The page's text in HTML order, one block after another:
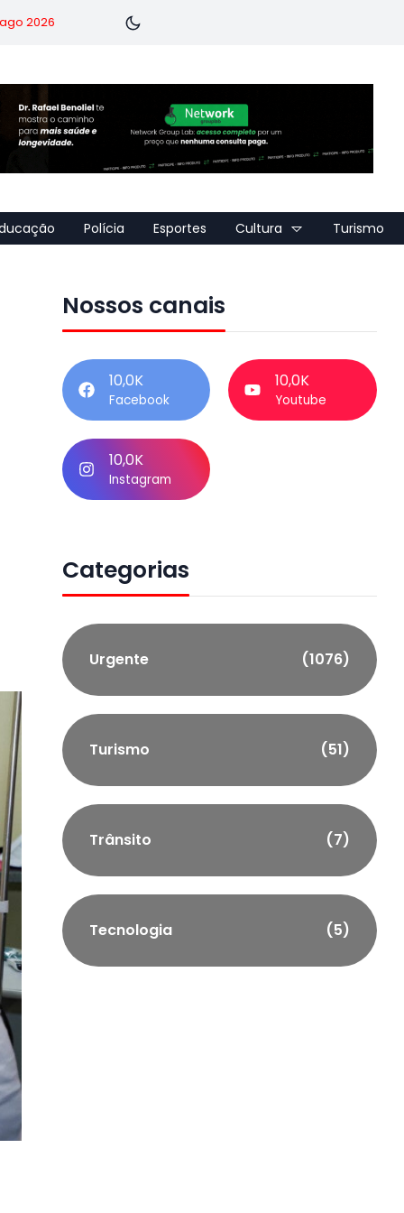
2026
Polícia Esportes Cultura Turismo
Nossos canais
10,0K
Facebook
10,0K
Youtube
10,0K
Instagram
Categorias
Urgente (1076)
Turismo (51)
Trânsito (7)
Tecnologia (5)